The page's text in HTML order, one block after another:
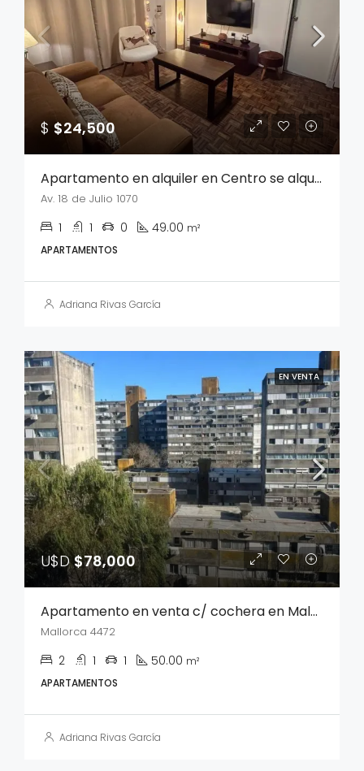
$ $24,500
Apartamento en alquiler en Centro se alquila sin muebles
Av. 18 de Julio 1070
1 1 0 49.00 m²
APARTAMENTOS
Adriana Rivas García
EN VENTA
U$D$78,000
Apartamento en venta c/ cochera en Malvin Norte
Mallorca 4472
2 1 1 50.00 m²
APARTAMENTOS
Adriana Rivas García